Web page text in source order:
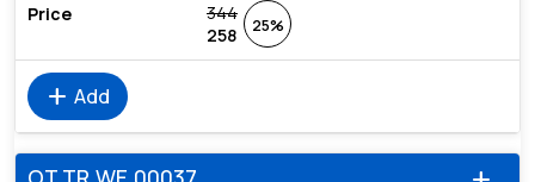
344
258
25%
add Add